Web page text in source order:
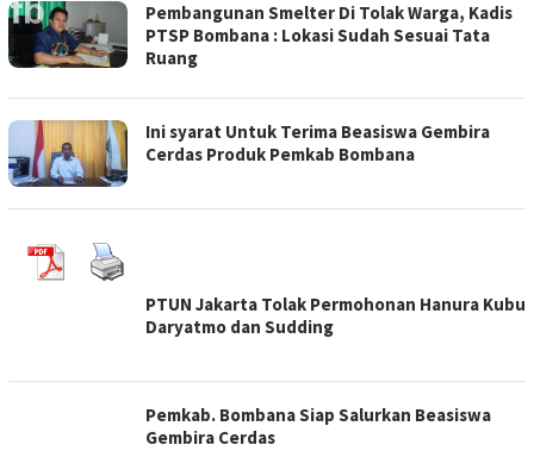
Pembangunan Smelter Di Tolak Warga, Kadis
PTSP Bombana : Lokasi Sudah Sesuai Tata
Ruang
Ini syarat Untuk Terima Beasiswa Gembira
Cerdas Produk Pemkab Bombana
PTUN Jakarta Tolak Permohonan Hanura Kubu
Daryatmo dan Sudding
Pemkab. Bombana Siap Salurkan Beasiswa
Gembira Cerdas